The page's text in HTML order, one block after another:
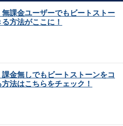
無課金ユーザーでもビートストー
方法がここに！
課金無しでもビートストーンをコ
法はこちらをチェック！